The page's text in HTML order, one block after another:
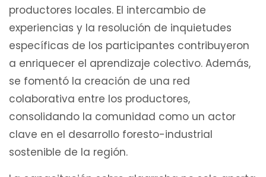
productores locales. El intercambio de
experiencias y la resolución de inquietudes
específicas de los participantes contribuyeron
a enriquecer el aprendizaje colectivo. Además,
se fomentó la creación de una red
colaborativa entre los productores,
consolidando la comunidad como un actor
clave en el desarrollo foresto-industrial
sostenible de la región.